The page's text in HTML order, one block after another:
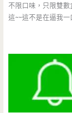
不限口味，只限雙數
這~~這不是在逼我